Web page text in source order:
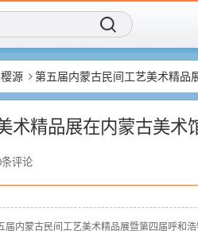
樱源 第五届内蒙古民间工艺美术精品
术精品展在内蒙古美术
评论
内蒙古民间工艺美术精品展暨第四届呼和